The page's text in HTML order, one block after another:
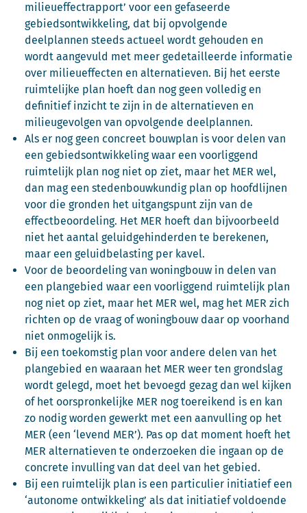
milieueffectrapport’ voor een gefaseerde
gebiedsontwikkeling, dat bij opvolgende
deelplannen steeds actueel wordt gehouden en
wordt aangevuld met meer gedetailleerde informatie
over milieueffecten en alternatieven. Bij het eerste
ruimtelijke plan hoeft dan nog geen volledig en
definitief inzicht te zijn in de alternatieven en
milieugevolgen van opvolgende deelplannen.
Als er nog geen concreet bouwplan is voor delen van
een gebiedsontwikkeling waar een voorliggend
ruimtelijk plan nog niet op ziet, maar het MER wel,
dan mag een stedenbouwkundig plan op hoofdlijnen
voor die gronden het uitgangspunt zijn van de
effectbeoordeling. Het MER hoeft dan bijvoorbeeld
niet het aantal geluidgehinderden te berekenen,
maar een geluidbelasting per kavel.
Voor de beoordeling van woningbouw in delen van
een plangebied waar een voorliggend ruimtelijk plan
nog niet op ziet, maar het MER wel, mag het MER zich
richten op de vraag of woningbouw daar op voorhand
niet onmogelijk is.
Bij een toekomstig plan voor andere delen van het
plangebied en waaraan het MER weer ten grondslag
wordt gelegd, moet het bevoegd gezag dan wel kijken
of het oorspronkelijke MER nog toereikend is en kan
zo nodig worden gewerkt met een aanvulling op het
MER (een ‘levend MER’). Pas op dat moment hoeft het
MER alternatieven te onderzoeken die ingaan op de
concrete invulling van dat deel van het gebied.
Bij een ruimtelijk plan is een particulier initiatief een
‘autonome ontwikkeling’ als dat initiatief voldoende